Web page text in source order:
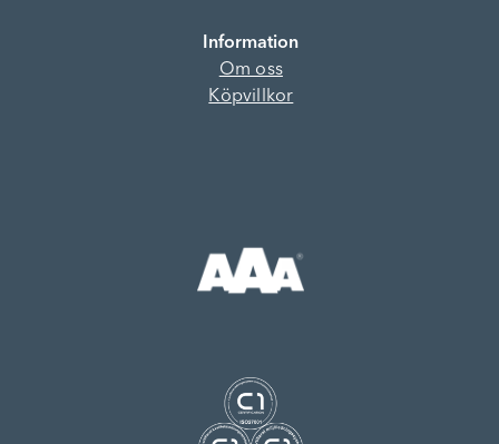
Information
Om oss
Köpvillkor